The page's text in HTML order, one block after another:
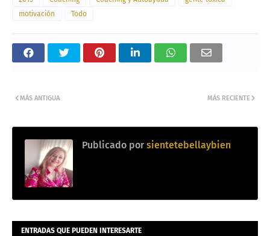
motivación
Todo
MÁS RECIENTE
MÁS ANTIGUA
Publicado por sientetebellaybien
ENTRADAS QUE PUEDEN INTERESARTE